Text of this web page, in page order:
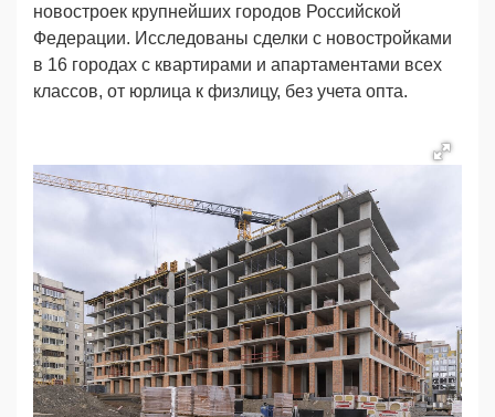
новостроек крупнейших городов Российской
Федерации. Исследованы сделки с новостройками
в 16 городах с квартирами и апартаментами всех
классов, от юрлица к физлицу, без учета опта.